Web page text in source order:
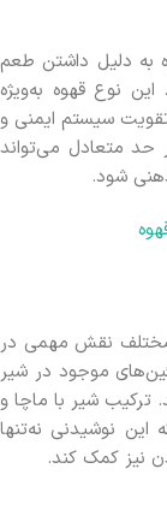
به دلیل داشتن طعم
نوع قهوه به‌ویژه
سیستم ایمنی و
حد متعادل می‌تواند
شود.
مختلف نقش مهمی در
موجود در شیر
شیر با ماچا و
نوشیدنی نه‌تنها
نیز کمک کند.